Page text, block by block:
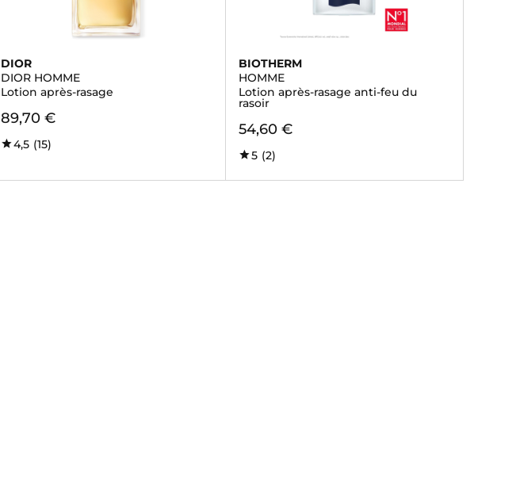
DIOR
DIOR HOMME
Lotion après-rasage
89,70 €
4,5 (15)
BIOTHERM
HOMME
Lotion après-rasage anti-feu du
rasoir
54,60 €
5 (2)